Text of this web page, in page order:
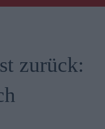
zurück: